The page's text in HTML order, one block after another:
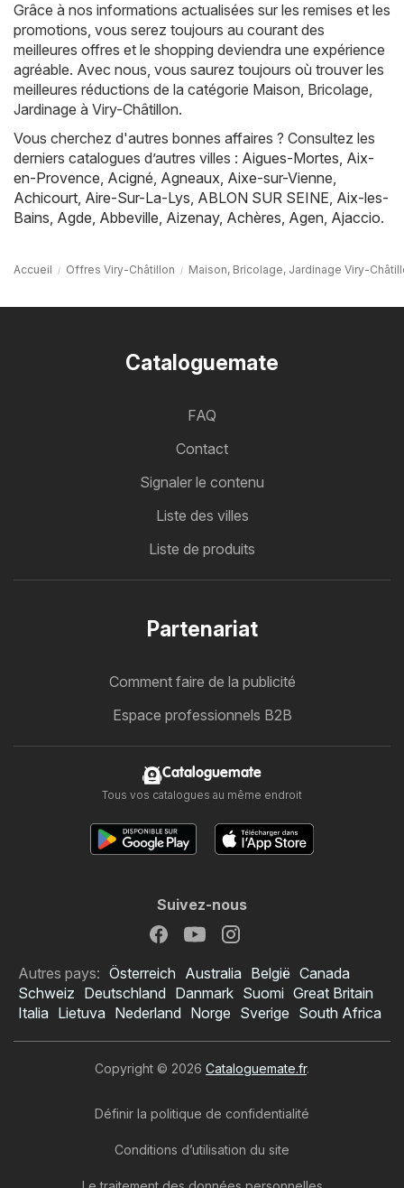
Grâce à nos informations actualisées sur les remises et les
promotions, vous serez toujours au courant des
meilleures offres et le shopping deviendra une expérience
agréable. Avec nous, vous saurez toujours où trouver les
meilleures réductions de la catégorie Maison, Bricolage,
Jardinage à Viry-Châtillon.
Vous cherchez d'autres bonnes affaires ? Consultez les
derniers catalogues d’autres villes : Aigues-Mortes, Aix-
en-Provence, Acigné, Agneaux, Aixe-sur-Vienne,
Achicourt, Aire-Sur-La-Lys, ABLON SUR SEINE, Aix-les-
Bains, Agde, Abbeville, Aizenay, Achères, Agen, Ajaccio.
Accueil Offres Viry-Châtillon Maison, Bricolage, Jardinage Viry-
Cataloguemate
FAQ
Contact
Signaler le contenu
Liste des villes
Liste de produits
Partenariat
Comment faire de la publicité
Espace professionnels B2B
Cataloguemate
Tous vos catalogues au même endroit
Suivez-nous
Autres pays: Österreich Australia België Canada
Schweiz Deutschland Danmark Suomi Great Britain
Italia Lietuva Nederland Norge Sverige South Africa
Copyright © 2026 Cataloguemate.fr.
Définir la politique de confidentialité
Conditions d’utilisation du site